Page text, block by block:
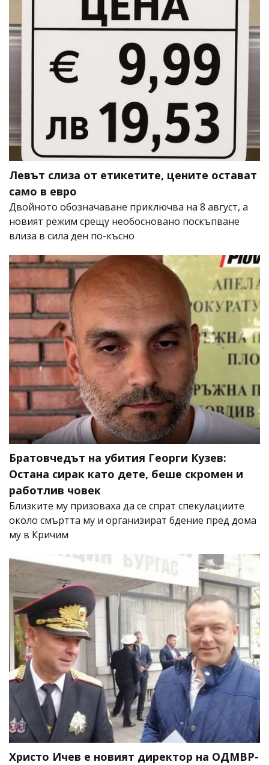
Левът слиза от етикетите, цените остават
само в евро
Двойното обозначаване приключва на 8 август, а
новият режим срещу необосновано поскъпване
влиза в сила ден по-късно
Братовчедът на убития Георги Кузев:
Остана сирак като дете, беше скромен и
работлив човек
Близките му призоваха да се спрат спекулациите
около смъртта му и организират бдение пред дома
му в Кричим
Христо Ичев е новият директор на ОДМВР-